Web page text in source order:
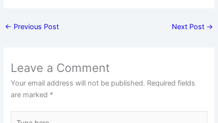
← Previous Post Next Post →
Leave a Comment
Your email address will not be published. Required fields
are marked *